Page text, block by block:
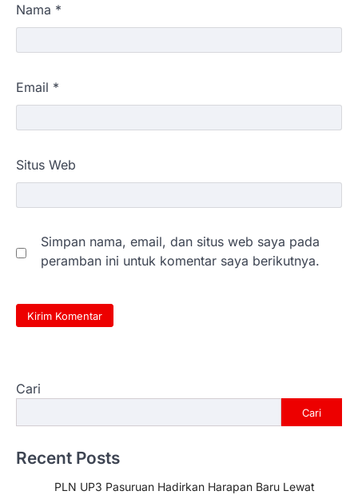
Nama *
Email *
Situs Web
Simpan nama, email, dan situs web saya pada
peramban ini untuk komentar saya berikutnya.
Cari
Cari
Recent Posts
PLN UP3 Pasuruan Hadirkan Harapan Baru Lewat